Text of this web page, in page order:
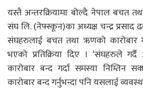
यस्तै अन्तरक्रियामा बोल्दै नेपाल बचत
संघ लि. (नेफ्स्कून)का अध्यक्ष चन्द्र प्रसाद
संघहरुलाई बचत तथा ऋणको कारोबार
भएको प्रतिक्रिया दिए । ‘संघहरुले
कारोबार बन्द गर्दा समस्या निम्तिन
कारोबार बन्द गर्नुभन्दा पनि यसलाई